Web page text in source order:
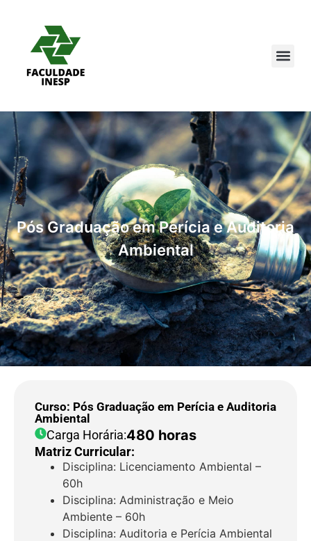
Pós Graduação em Perícia e Auditoria
Ambiental
Curso: Pós Graduação em Perícia e Auditoria
Ambiental
Carga Horária:480 horas
Matriz Curricular:
Disciplina: Licenciamento Ambiental –
60h
Disciplina: Administração e Meio
Ambiente – 60h
Disciplina: Auditoria e Perícia Ambiental